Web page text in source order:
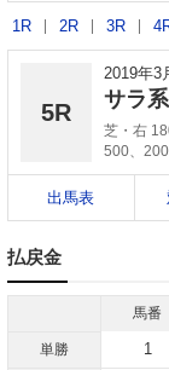
1R 2R 3R
5R
2019年3
サラ
芝・右
500、
出馬表
払戻金
馬番
単勝 1